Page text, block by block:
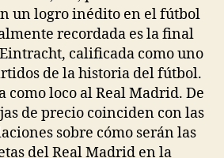
un logro inédito en el fútbol
recordada es la final
calificada como uno
de la historia del fútbol.
como loco al Real Madrid. De
de precio coinciden con las
sobre cómo serán las
del Real Madrid en la